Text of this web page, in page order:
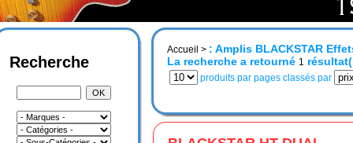
Accueil > : Amplis BLACKSTAR
La recherche a retourné 1
produits par pages classés par
Recherche